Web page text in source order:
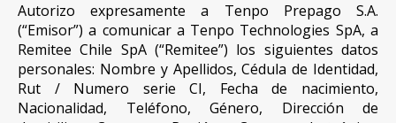
Autorizo expresamente a Tenpo Prepago S.A.
(“Emisor”) a comunicar a Tenpo Technologies SpA, a
Remitee Chile SpA (“Remitee”) los siguientes datos
personales: Nombre y Apellidos, Cédula de Identidad,
Rut / Numero serie CI, Fecha de nacimiento,
Nacionalidad, Teléfono, Género, Dirección de